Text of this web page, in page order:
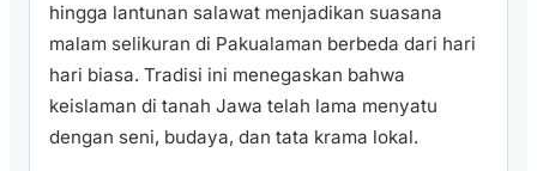
hingga lantunan salawat menjadikan suasana
malam selikuran di Pakualaman berbeda dari hari
hari biasa. Tradisi ini menegaskan bahwa
keislaman di tanah Jawa telah lama menyatu
dengan seni, budaya, dan tata krama lokal.